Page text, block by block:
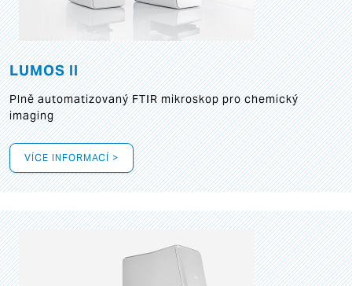
LUMOS II
Plně automatizovaný FTIR mikroskop pro chemický
imaging
VÍCE INFORMACÍ >